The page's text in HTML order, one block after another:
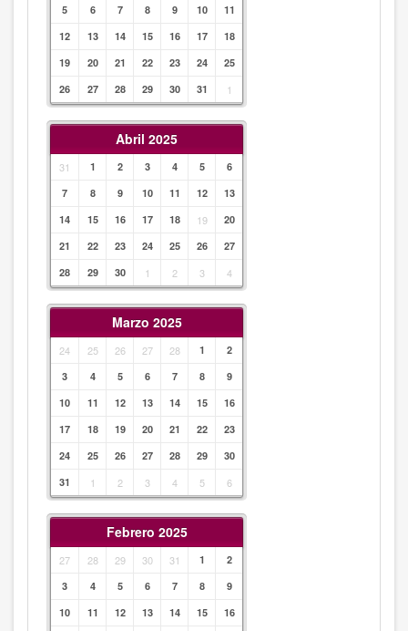
5 6 7 8 9 10
11
12
13 14 15 16 17
18
19
20 21 22 23 24
25
26
27 28 29 30 31 1
Abril 2025
31 1 2 3 4 5
6
7
8 9 10 11 12
13
14
15 16 17 18 19
20
21
22 23 24 25 26
27
28
29 30 1 2 3 4
Marzo 2025
24 25 26 27 28 1
2
3
4 5 6 7 8
9
10
11 12 13 14 15
16
17
18 19 20 21 22
23
24
25 26 27 28 29
30
31
1 2 3 4 5 6
Febrero 2025
27 28 29 30 31 1
2
3
4 5 6 7 8
9
10
11 12 13 14 15
16